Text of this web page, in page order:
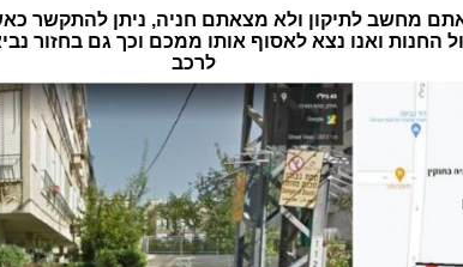
מחשב לתיקון ולא מצאתם חניה, ניתן להתקשר
החנות ואנו נצא לאסוף אותו ממכם וכך גם בחזור
לרכב